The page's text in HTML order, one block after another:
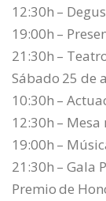
12:30h –
19:00h –
21:30h –
Sábado 25 de
10:30h –
12:30h – Mesa
19:00h –
21:30h – Gala
Premio de